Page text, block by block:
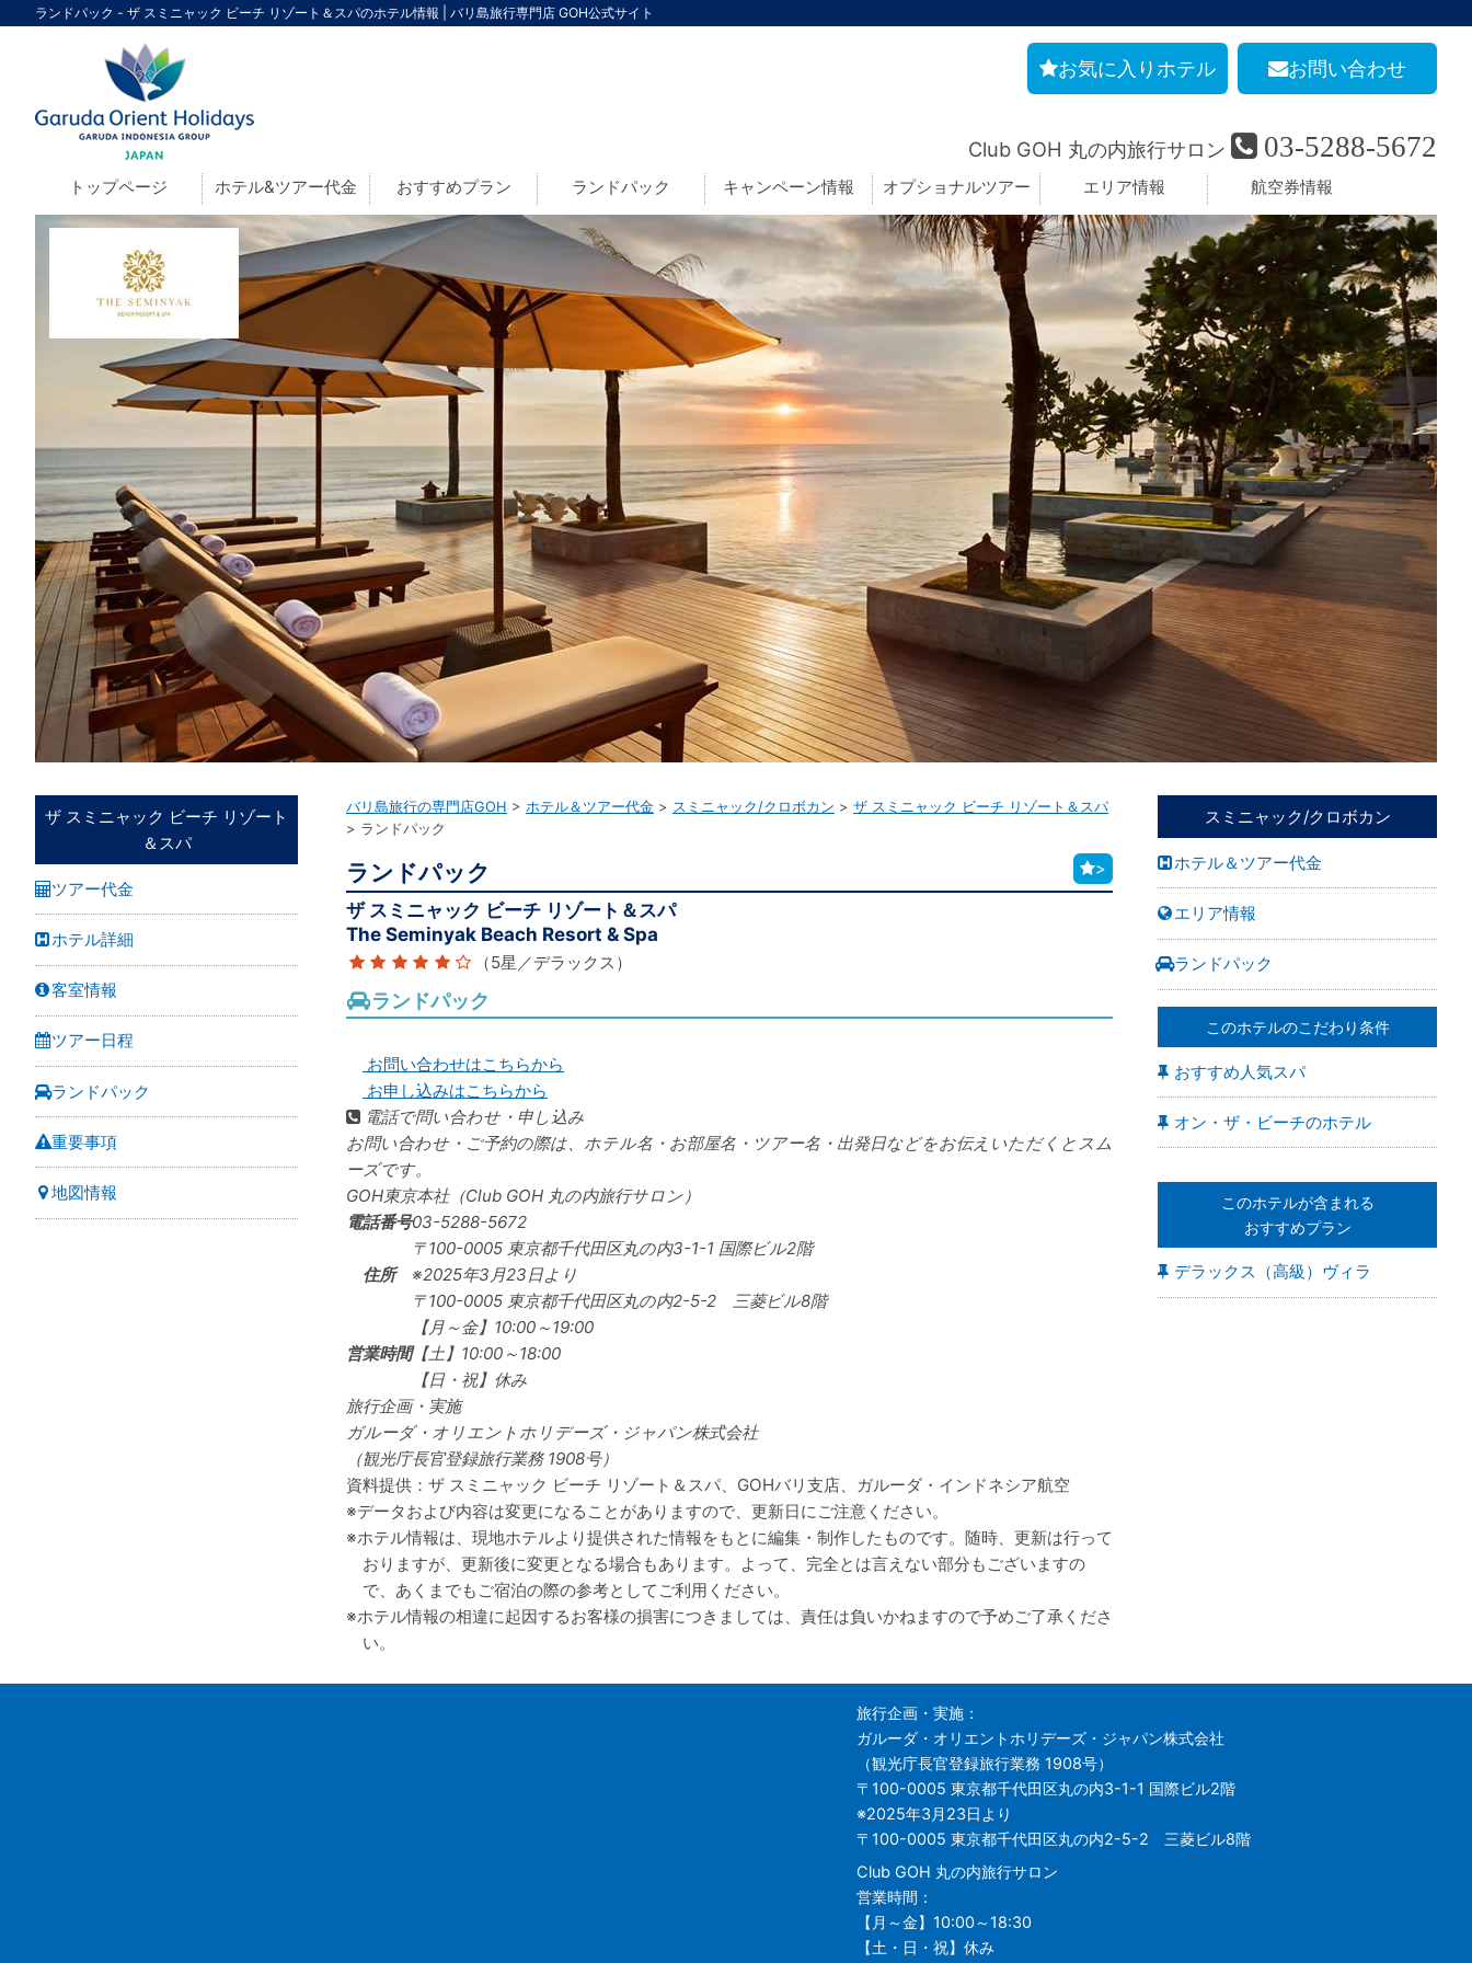
ランドパック - ザ スミニャック ビーチ リゾート＆スパのホテル情報 | バリ島旅行専門店 GOH公式サイト
お問い合わせ
お気に入りホテル
Club GOH 丸の内旅行サロン 03-5288-5672
トップページ ホテル&ツアー代金 おすすめプラン ランドパック キャンペーン情報 オプショナルツアー エリア情報 航空券情報
バリ島旅行の専門店GOH ホテル＆ツアー代金 スミニャック/クロボカン
ザ スミニャック ビーチ リゾート＆スパ
ランドパック
ランドパック >
ザ スミニャック ビーチ リゾート＆スパ
The Seminyak Beach Resort & Spa
（5星／デラックス）
ランドパック
お問い合わせはこちらから
お申し込みはこちらから
電話で問い合わせ・申し込み
お問い合わせ・ご予約の際は、ホテル名・お部屋名・ツアー名・出発日などをお伝えいただくとスム
ーズです。
GOH東京本社（Club GOH 丸の内旅行サロン）
電話番号03-5288-5672
住所
〒100-0005 東京都千代田区丸の内3-1-1 国際ビル2階
※2025年3月23日より
〒100-0005 東京都千代田区丸の内2-5-2 三菱ビル8階
営業時間
【月～金】10:00～19:00
【土】10:00～18:00
【日・祝】休み
旅行企画・実施
ガルーダ・オリエントホリデーズ・ジャパン株式会社
（観光庁長官登録旅行業務 1908号）
資料提供：ザ スミニャック ビーチ リゾート＆スパ、GOHバリ支店、ガルーダ・インドネシア航空
データおよび内容は変更になることがありますので、更新日にご注意ください。
ホテル情報は、現地ホテルより提供された情報をもとに編集・制作したものです。随時、更新は行って
おりますが、更新後に変更となる場合もあります。よって、完全とは言えない部分もございますの
で、あくまでもご宿泊の際の参考としてご利用ください。
ホテル情報の相違に起因するお客様の損害につきましては、責任は負いかねますので予めご了承くださ
い。
ザ スミニャック ビーチ リゾート
＆スパ
ツアー代金
ホテル詳細
客室情報
ツアー日程
ランドパック
重要事項
地図情報
スミニャック/クロボカン
ホテル＆ツアー代金
エリア情報
ランドパック
このホテルのこだわり条件
おすすめ人気スパ
オン・ザ・ビーチのホテル
このホテルが含まれる
おすすめプラン
デラックス（高級）ヴィラ
旅行企画・実施：
ガルーダ・オリエントホリデーズ・ジャパン株式会社
（観光庁長官登録旅行業務 1908号）
〒100-0005 東京都千代田区丸の内3-1-1 国際ビル2階
※2025年3月23日より
〒100-0005 東京都千代田区丸の内2-5-2 三菱ビル8階
Club GOH 丸の内旅行サロン
営業時間：
【月～金】10:00～18:30
【土・日・祝】休み